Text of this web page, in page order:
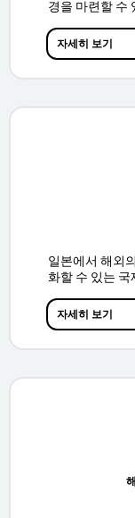
경을 마련할 수
자세히 보기
일본에서 해외
화할 수 있는 국
자세히 보기